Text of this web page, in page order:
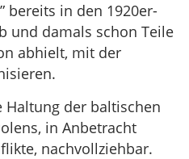
bereits in den 1920er-
und damals schon Teile
abhielt, mit der
Haltung der baltischen
in Anbetracht
nachvollziehbar.